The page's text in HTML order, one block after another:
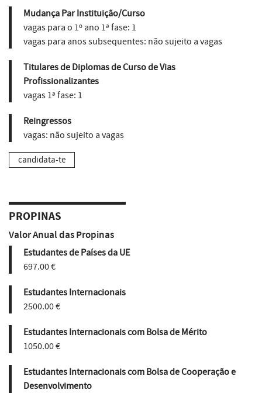
Mudança Par Instituição/Curso
vagas para o 1º ano 1ª fase: 1
vagas para anos subsequentes: não sujeito a vagas
Titulares de Diplomas de Curso de Vias
Profissionalizantes
vagas 1ª fase: 1
Reingressos
vagas: não sujeito a vagas
candidata-te
PROPINAS
Valor Anual das Propinas
Estudantes de Países da UE
697.00 €
Estudantes Internacionais
2500.00 €
Estudantes Internacionais com Bolsa de Mérito
1050.00 €
Estudantes Internacionais com Bolsa de Cooperação e
Desenvolvimento